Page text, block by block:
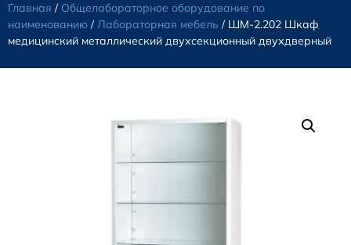
Главная / Общелабораторное оборудование по
наименованию /Лабораторная мебель / ШМ-2.202 Шкаф
медицинский металлический двухсекционный двухдверный